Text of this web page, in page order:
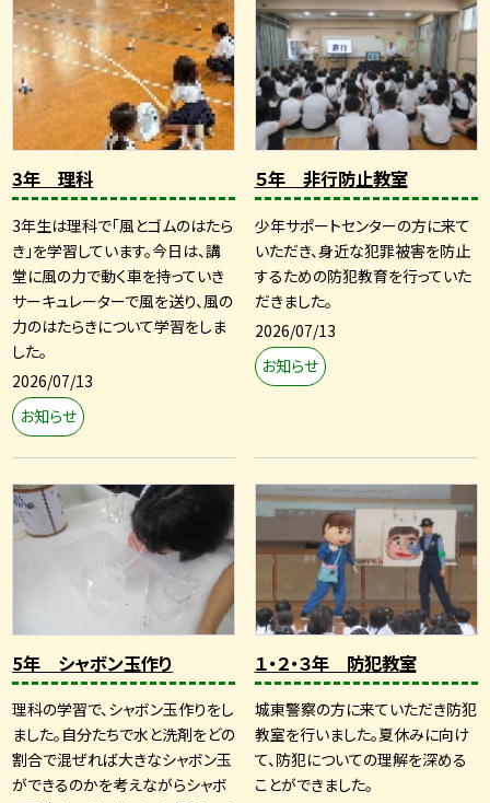
3年 理科
3年生は理科で「風とゴムのはたら
き」を学習しています。今日は、講
堂に風の力で動く車を持っていき
サーキュレーターで風を送り、風の
力のはたらきについて学習をしま
した。
2026/07/13
お知らせ
５年 非行防止教室
少年サポートセンターの方に来て
いただき、身近な犯罪被害を防止
するための防犯教育を行っていた
だきました。
2026/07/13
お知らせ
5年 シャボン玉作り
理科の学習で、シャボン玉作りをし
ました。自分たちで水と洗剤をどの
割合で混ぜれば大きなシャボン玉
ができるのかを考えながらシャボ
１・２・３年 防犯教室
城東警察の方に来ていただき防犯
教室を行いました。夏休みに向け
て、防犯についての理解を深める
ことができました。